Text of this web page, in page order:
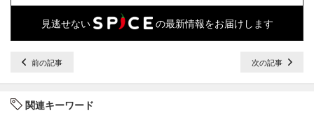
見逃せない の最新情報をお届けします
前の記事 次の記事
関連キーワード